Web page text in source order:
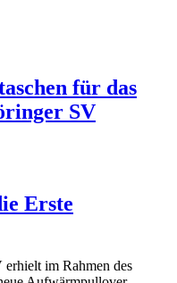
für das
SV
Erste
im Rahmen des